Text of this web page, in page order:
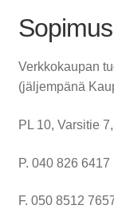
Pääsyliput
Retket ja leirit
Muut
Verkkokaupan
(jäljempänä
PL 10, Varsitie
P. 040 826 6417
F. 050 8512